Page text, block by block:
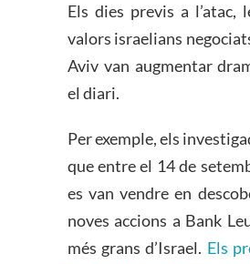
Els dies previs a l’atac,
valors israelians
Aviv van augmentar
el diari.
Per exemple, els
que entre el 14 de
es van vendre en
noves accions a Bank
més grans d’Israel. Els